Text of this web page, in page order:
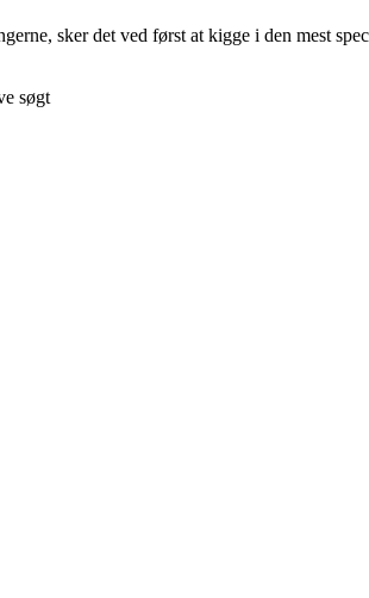
sker det ved først at kigge i den mest
søgt